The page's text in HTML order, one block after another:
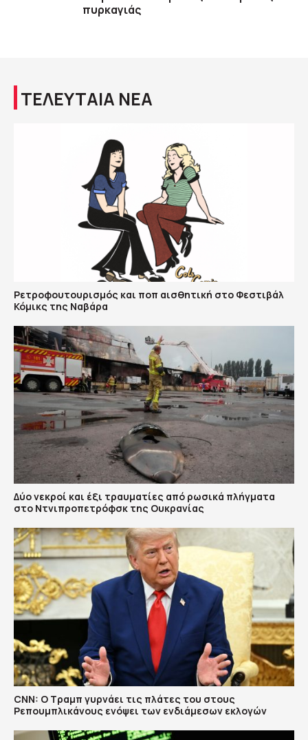
πυρκαγιάς
ΤΕΛΕΥΤΑΙΑ ΝΕΑ
Ρετροφουτουρισμός και ποπ αισθητική στο Φεστιβάλ
Κόμικς της Ναβάρα
Δύο νεκροί και έξι τραυματίες από ρωσικά πλήγματα
στο Ντνιπροπετρόφσκ της Ουκρανίας
CNN: Ο Τραμπ γυρνάει τις πλάτες του στους
Ρεπουμπλικάνους ενόψει των ενδιάμεσων εκλογών